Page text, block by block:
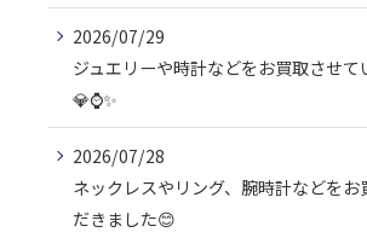
2026/07/29
ジュエリーや時計などをお買取させて
💎⌚✨
2026/07/28
ネックレスやリング、腕時計などをお
だきました😊